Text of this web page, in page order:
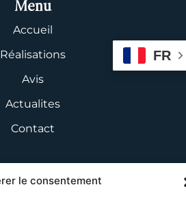
le consentement
Menu
Accueil
Réalisations
Avis
Actualites
Contact
FR